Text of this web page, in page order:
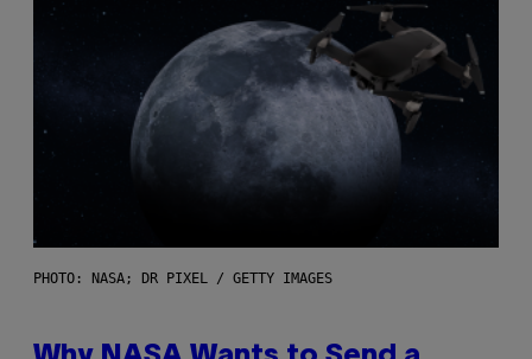
PHOTO: NASA; DR PIXEL / GETTY IMAGES